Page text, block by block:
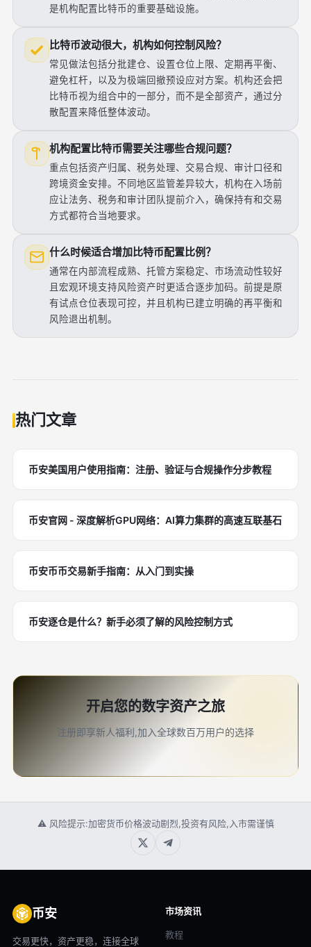
是机构配置比特币的重要基础设施。
比特币波动很大，机构如何控制风险？
常见做法包括分批建仓、设置仓位上限、定期再平衡、
避免杠杆，以及为极端回撤预设应对方案。机构还会把
比特币视为组合中的一部分，而不是全部资产，通过分
散配置来降低整体波动。
机构配置比特币需要关注哪些合规问题？
重点包括资产归属、税务处理、交易合规、审计口径和
跨境资金安排。不同地区监管差异较大，机构在入场前
应让法务、税务和审计团队提前介入，确保持有和交易
方式都符合当地要求。
什么时候适合增加比特币配置比例？
通常在内部流程成熟、托管方案稳定、市场流动性较好
且宏观环境支持风险资产时更适合逐步加码。前提是原
有试点仓位表现可控，并且机构已建立明确的再平衡和
风险退出机制。
热门文章
币安美国用户使用指南：注册、验证与合规操作分步教程
币安官网 - 深度解析GPU网络：AI算力集群的高速互联基石
币安币币交易新手指南：从入门到实操
币安逐仓是什么？新手必须了解的风险控制方式
开启您的数字资产之旅
注册即享新人福利,加入全球数百万用户的选择
⚠ 风险提示:加密货币价格波动剧烈,投资有风险,入市需谨慎
币安
交易更快，资产更稳，连接全球
市场资讯
教程